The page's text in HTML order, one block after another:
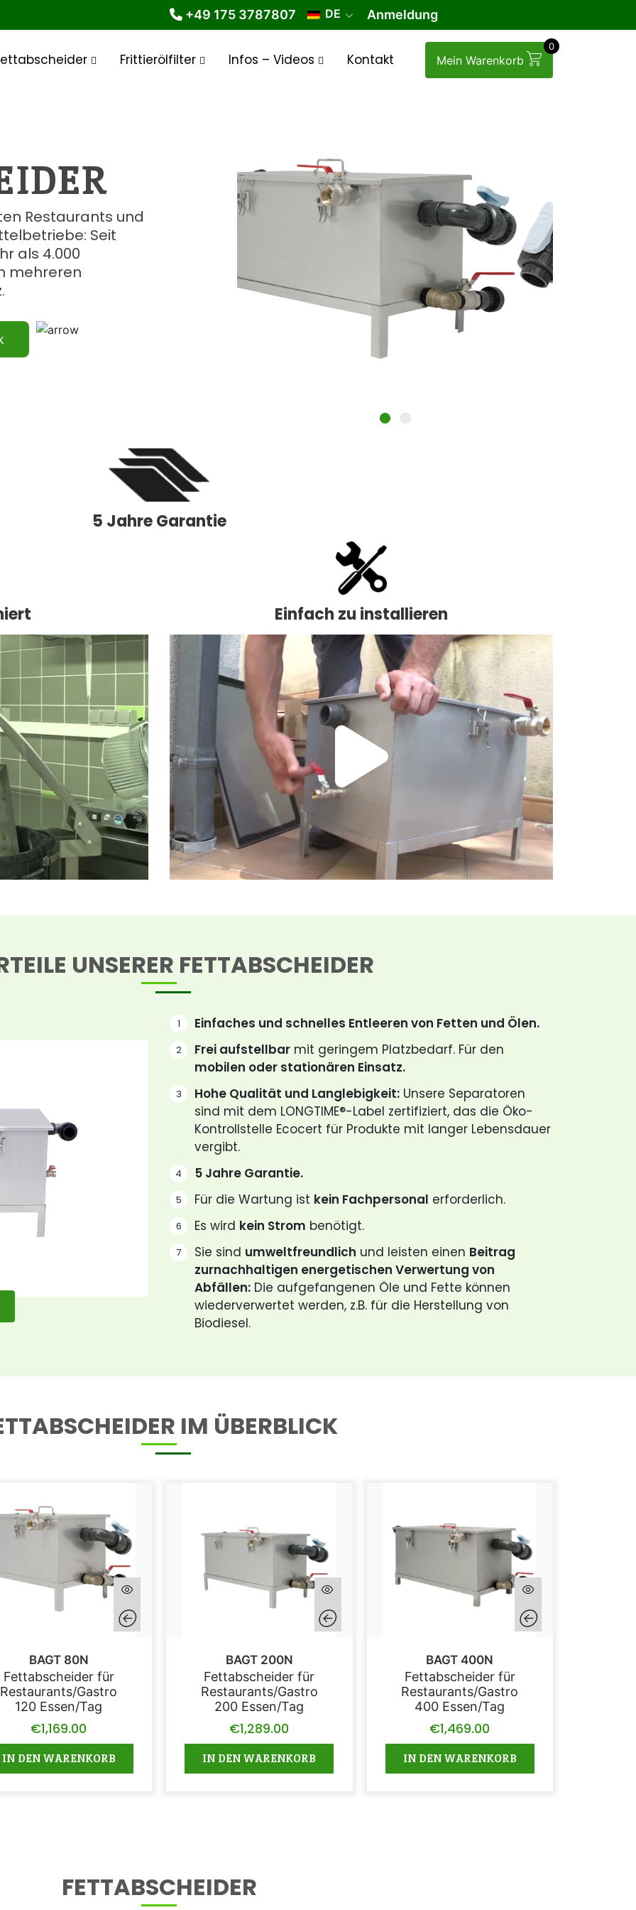
+49 175 3787807 DE Anmeldung
Frittierölfilter Infos – Videos Kontakt Mein Warenkorb
0
Restaurants und
Seit
als 4.000
mehreren
5 Jahre Garantie
Einfach zu installieren
UNSERER FETTABSCHEIDER
Einfaches und schnelles Entleeren von Fetten und Ölen.
Frei aufstellbar mit geringem Platzbedarf. Für den
mobilen oder stationären Einsatz.
Hohe Qualität und Langlebigkeit: Unsere Separatoren
sind mit dem LONGTIME®-Label zertifiziert, das die Öko-
Kontrollstelle Ecocert für Produkte mit langer Lebensdauer
vergibt.
5 Jahre Garantie.
Für die Wartung ist kein Fachpersonal erforderlich.
Es wird kein Strom benötigt.
Sie sind umweltfreundlich und leisten einen Beitrag
zurnachhaltigen energetischen Verwertung von
Abfällen: Die aufgefangenen Öle und Fette können
wiederverwertet werden, z.B. für die Herstellung von
Biodiesel.
IM ÜBERBLICK
BAGT 80N
Fettabscheider für
Restaurants/Gastro
120 Essen/Tag
€1,169.00
IN DEN WARENKORB
BAGT 200N
Fettabscheider für
Restaurants/Gastro
200 Essen/Tag
€1,289.00
IN DEN WARENKORB
BAGT 400N
Fettabscheider für
Restaurants/Gastro
400 Essen/Tag
€1,469.00
IN DEN WARENKORB
FETTABSCHEIDER